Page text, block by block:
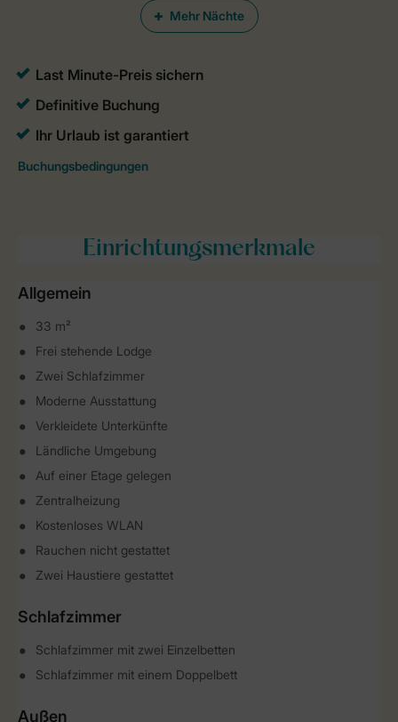
Mehr Nächte
Einrichtungsmerkmale
Allgemein
33 m²
Frei stehende Lodge
Zwei Schlafzimmer
Moderne Ausstattung
Verkleidete Unterkünfte
Ländliche Umgebung
Auf einer Etage gelegen
Zentralheizung
Kostenloses WLAN
Rauchen nicht gestattet
Zwei Haustiere gestattet
Schlafzimmer
Schlafzimmer mit zwei Einzelbetten
Schlafzimmer mit einem Doppelbett
Außen